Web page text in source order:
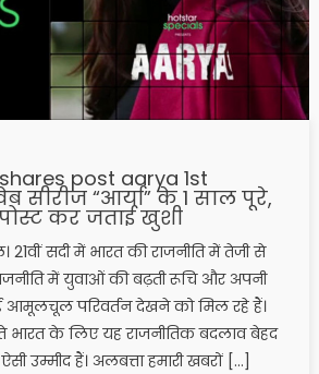
post aarya 1st
सीरीज “आर्या” के 1 साल पूरे,
कर जताई खुशी
21वीं सदी में भारत की राजनीति में तेजी से
में युवाओं की बढ़ती रूचि और अपनी
आमूलचूल परिवर्तन देखने को मिल रहे हैं।
के लिए यह राजनीतिक बदलाव बेहद
उम्मीद हैं। अलबत्ता हमारी खबरों […]